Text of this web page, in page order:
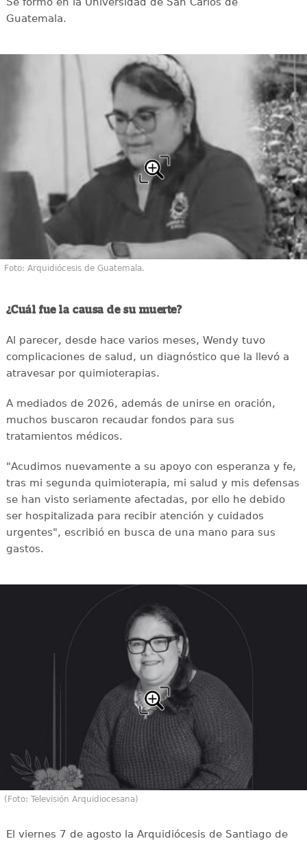
Guatemala.
Foto: Arquidiócesis de Guatemala.
¿Cuál fue la causa de su muerte?
Al parecer, desde hace varios meses, Wendy tuvo
complicaciones de salud, un diagnóstico que la llevó a
atravesar por quimioterapias.
A mediados de 2026, además de unirse en oración,
muchos buscaron recaudar fondos para sus
tratamientos médicos.
"Acudimos nuevamente a su apoyo con esperanza y fe,
tras mi segunda quimioterapia, mi salud y mis defensas
se han visto seriamente afectadas, por ello he debido
ser hospitalizada para recibir atención y cuidados
urgentes", escribió en busca de una mano para sus
gastos.
(Foto: Televisión Arquidiocesana)
El viernes 7 de agosto la Arquidiócesis de Santiago de